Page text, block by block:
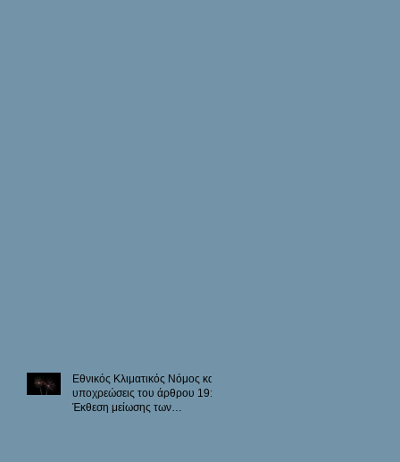
Εθνικός Κλιματικός Νόμος και
υποχρεώσεις του άρθρου 19:
Έκθεση μείωσης των